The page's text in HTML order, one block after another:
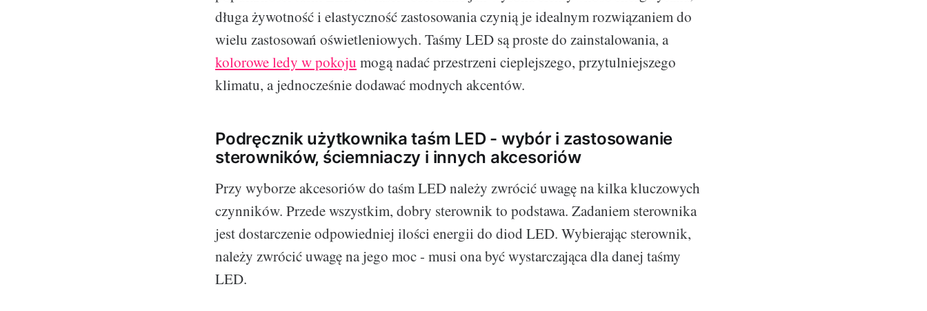
długa żywotność i elastyczność zastosowania czynią je idealnym rozwiązaniem do
wielu zastosowań oświetleniowych. Taśmy LED są proste do zainstalowania, a
kolorowe ledy w pokoju mogą nadać przestrzeni cieplejszego, przytulniejszego
klimatu, a jednocześnie dodawać modnych akcentów.
Podręcznik użytkownika taśm LED - wybór i zastosowanie
sterowników, ściemniaczy i innych akcesoriów
Przy wyborze akcesoriów do taśm LED należy zwrócić uwagę na kilka kluczowych
czynników. Przede wszystkim, dobry sterownik to podstawa. Zadaniem sterownika
jest dostarczenie odpowiedniej ilości energii do diod LED. Wybierając sterownik,
należy zwrócić uwagę na jego moc - musi ona być wystarczająca dla danej taśmy
LED.